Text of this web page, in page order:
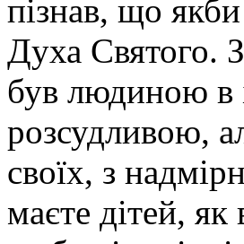
пізнав, що
Духа Святого.
був людиною в
розсудливою,
своїх, з
маєте дітей,